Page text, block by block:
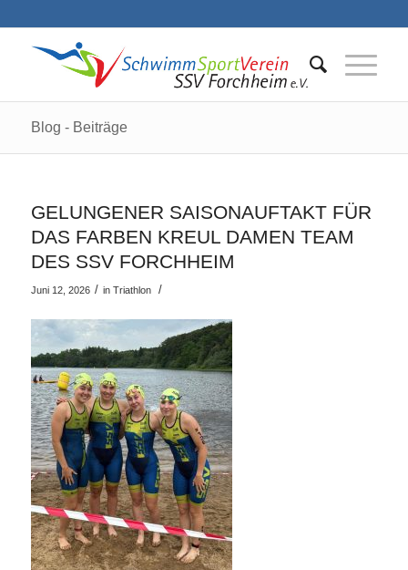
Blog - Beiträge
GELUNGENER SAISONAUFTAKT FÜR
DAS FARBEN KREUL DAMEN TEAM
DES SSV FORCHHEIM
Juni 12, 2026 / in Triathlon /